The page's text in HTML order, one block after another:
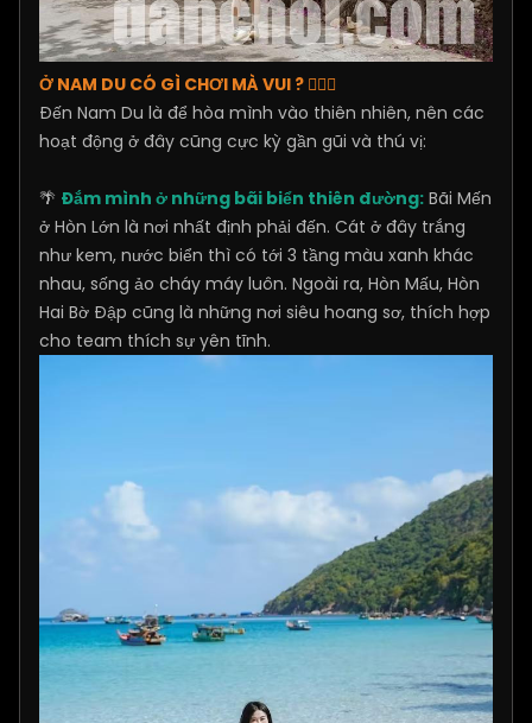
Ở NAM DU CÓ GÌ CHƠI MÀ VUI ? 🏄‍♂️🦞
Đến Nam Du là để hòa mình vào thiên nhiên, nên các
hoạt động ở đây cũng cực kỳ gần gũi và thú vị:
🌴 Đắm mình ở những bãi biển thiên đường: Bãi Mến
ở Hòn Lớn là nơi nhất định phải đến. Cát ở đây trắng
như kem, nước biển thì có tới 3 tầng màu xanh khác
nhau, sống ảo cháy máy luôn. Ngoài ra, Hòn Mấu, Hòn
Hai Bờ Đập cũng là những nơi siêu hoang sơ, thích hợp
cho team thích sự yên tĩnh.